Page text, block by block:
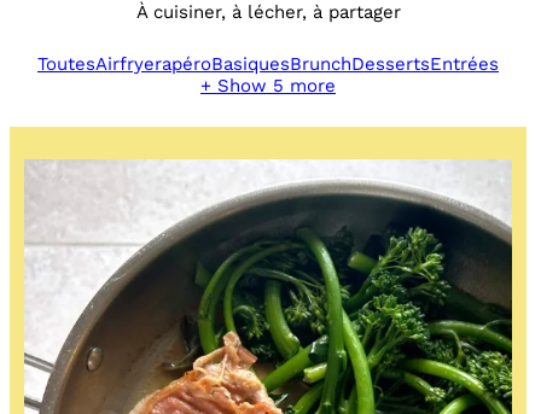
À cuisiner, à lécher, à partager
ToutesAirfryerapéroBasiquesBrunchDessertsEntrées
+ Show 5 more